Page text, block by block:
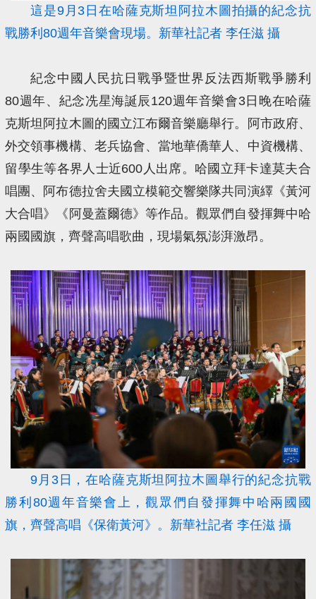
這是9月3日在哈薩克斯坦阿拉木圖拍攝的紀念抗
戰勝利80週年音樂會現場。新華社記者 李任滋 攝
紀念中國人民抗日戰爭暨世界反法西斯戰爭勝利
80週年、紀念冼星海誕辰120週年音樂會3日晚在哈薩
克斯坦阿拉木圖的國立江布爾音樂廳舉行。阿市政府、
外交領事機構、老兵協會、當地華僑華人、中資機構、
留學生等各界人士近600人出席。哈國立拜卡達莫夫合
唱團、阿布德拉舍夫國立模範交響樂隊共同演繹《黃河
大合唱》《阿曼蓋爾德》等作品。觀眾們自發揮舞中哈
兩國國旗，齊聲高唱歌曲，現場氣氛澎湃激昂。
9月3日，在哈薩克斯坦阿拉木圖舉行的紀念抗戰
勝利80週年音樂會上，觀眾們自發揮舞中哈兩國國
旗，齊聲高唱《保衛黃河》。新華社記者 李任滋 攝